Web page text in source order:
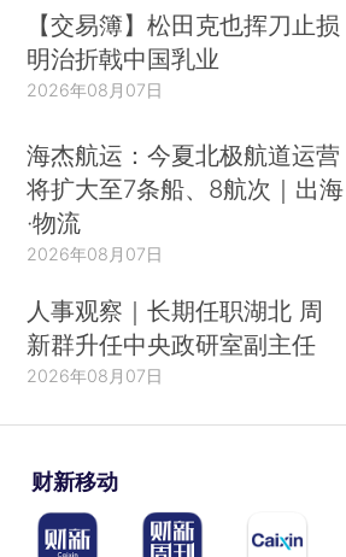
【交易簿】松田克也挥刀止损
明治折戟中国乳业
2026年08月07日
海杰航运：今夏北极航道运营
将扩大至7条船、8航次｜出海
·物流
2026年08月07日
人事观察｜长期任职湖北 周
新群升任中央政研室副主任
2026年08月07日
财新移动